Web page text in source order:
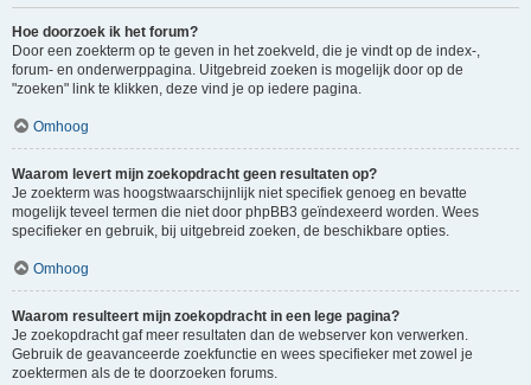
Hoe doorzoek ik het forum?
Door een zoekterm op te geven in het zoekveld, die je vindt op de index-,
forum- en onderwerppagina. Uitgebreid zoeken is mogelijk door op de
"zoeken" link te klikken, deze vind je op iedere pagina.
Omhoog
Waarom levert mijn zoekopdracht geen resultaten op?
Je zoekterm was hoogstwaarschijnlijk niet specifiek genoeg en bevatte
mogelijk teveel termen die niet door phpBB3 geïndexeerd worden. Wees
specifieker en gebruik, bij uitgebreid zoeken, de beschikbare opties.
Omhoog
Waarom resulteert mijn zoekopdracht in een lege pagina?
Je zoekopdracht gaf meer resultaten dan de webserver kon verwerken.
Gebruik de geavanceerde zoekfunctie en wees specifieker met zowel je
zoektermen als de te doorzoeken forums.